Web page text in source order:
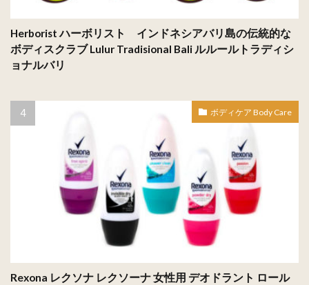
Herborist ハーボリスト インドネシアバリ島の伝統的な
ボディスクラブ Lulur Tradisional Bali ルルールトラディシ
ョナルバリ
ボディケア Body Care
Rexona レクソナ レクソーナ 女性用 デオドラント ロール